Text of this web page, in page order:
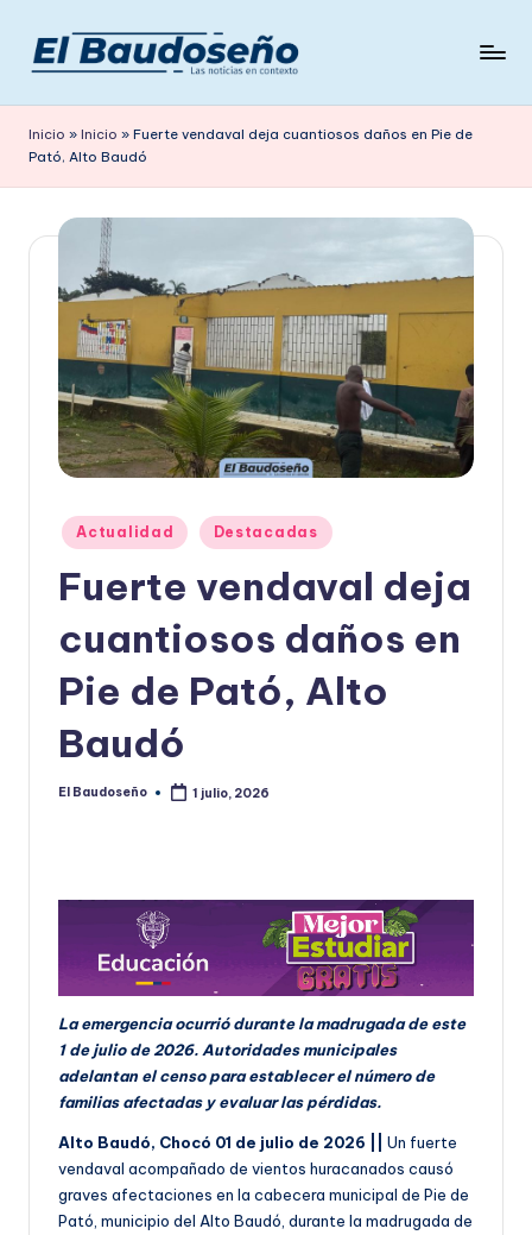
Saltar
contenido
e
ri
d
en
Inicio » Inicio » Fuerte vendaval deja cuantiosos daños en Pie de
Pató, Alto Baudó
Publicado
en
Actualidad Destacadas
Fuerte vendaval deja
cuantiosos daños en
Pie de Pató, Alto
Baudó
Publicado
El Baudoseño 1 julio, 2026
La emergencia ocurrió durante la madrugada de este
1 de julio de 2026. Autoridades municipales
adelantan el censo para establecer el número de
familias afectadas y evaluar las pérdidas.
Alto Baudó, Chocó 01 de julio de 2026 || Un fuerte
vendaval acompañado de vientos huracanados causó
graves afectaciones en la cabecera municipal de Pie de
Pató, municipio del Alto Baudó, durante la madrugada de